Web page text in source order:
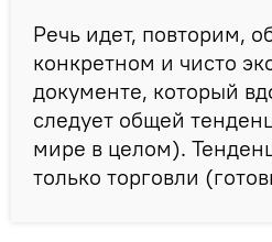
Речь идет, повторим,
конкретном и чисто
документе, который
следует общей
мире в целом).
только торговли